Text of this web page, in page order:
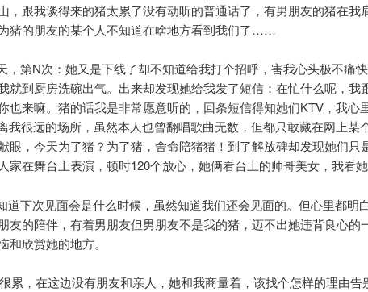
，跟我谈得来的猪太累了没有动听的普通话了，有男朋友的猪在我
猪的朋友的某个人不知道在啥地方看到我们了……
第N次：她又是下线了却不知道给我打个招呼，害我心头极不痛
就到厨房洗碗出气。出来却发现她给我发了短信：在忙什么呢，我
也来嘛。猪的话我是非常愿意听的，回条短信得知她们KTV，我心
我很远的场所，虽然本人也曾翻唱歌曲无数，但都只敢藏在网上某
眼，今天为了猪？为了猪，舍命陪猪猪！到了解放碑却发现她们只
家在舞台上表演，顿时120个放心，她俩看台上的帅哥美女，我看她
下次见面会是什么时候，虽然知道我们还会见面的。但心里都明
友的陪伴，有着男朋友但男朋友不是我的猪，迈不出她违背良心的
和欣赏她的地方。
，在这边没有朋友和亲人，她和我商量着，该找个怎样的理由告